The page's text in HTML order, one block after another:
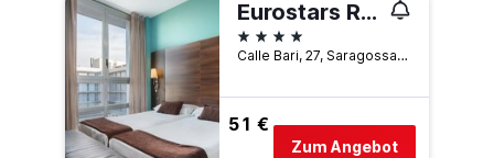
Eurostars Rey Fernando
4 Sterne
Calle Bari, 27, Saragossa, Provinz Saragossa, Spanien
51 €
Zum Angebot